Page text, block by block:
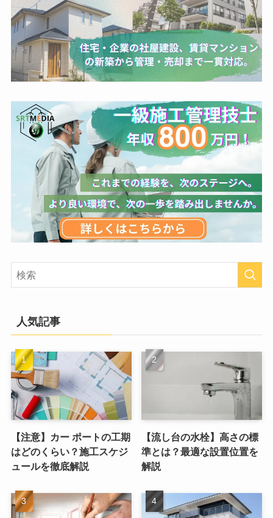
人気記事
【注意】カー ポートの工期
はどのくらい？施工スケジ
ュールを徹底解説
【流し台の水栓】高さの標
準とは？最適な設置位置を
解説